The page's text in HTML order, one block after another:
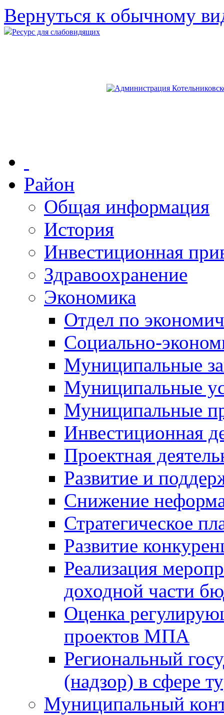
Вернуться к обычному
Ресурс для слабовидящих
Район
Общая информация
История
Инвестиционная
Здравоохранение
Экономика
Отдел по
Социально-
Муниципальные
Муниципальные
Муниципальные
Инвестиционная
Проектная
Развитие и
Снижение
Стратегическое
Развитие
Реализация
доходной части
Оценка
проектов МПА
Региональный
(надзор) в сфере
Муниципальный